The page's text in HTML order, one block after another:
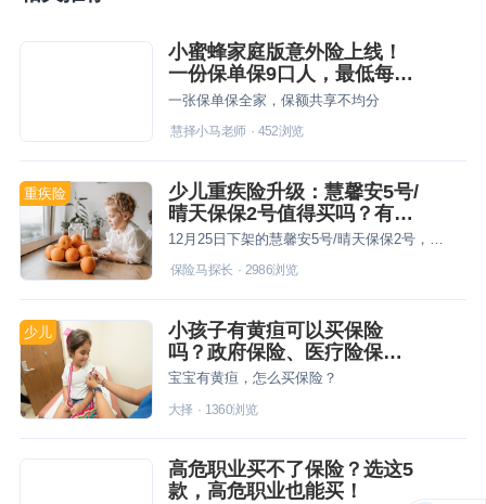
小蜜蜂家庭版意外险上线！
一份保单保9口人，最低每人
42元
一张保单保全家，保额共享不均分
慧择小马老师· 452浏览
重疾险
少儿重疾险升级：慧馨安5号/
晴天保保2号值得买吗？有没
有坑？
12月25日下架的慧馨安5号/晴天保保2号，有必要买吗？
保险马探长 · 2986浏览
少儿
小孩子有黄疸可以买保险
吗？政府保险、医疗险保险
怎么买？
宝宝有黄疸，怎么买保险？
大择 · 1360浏览
高危职业买不了保险？选这5
款，高危职业也能买！